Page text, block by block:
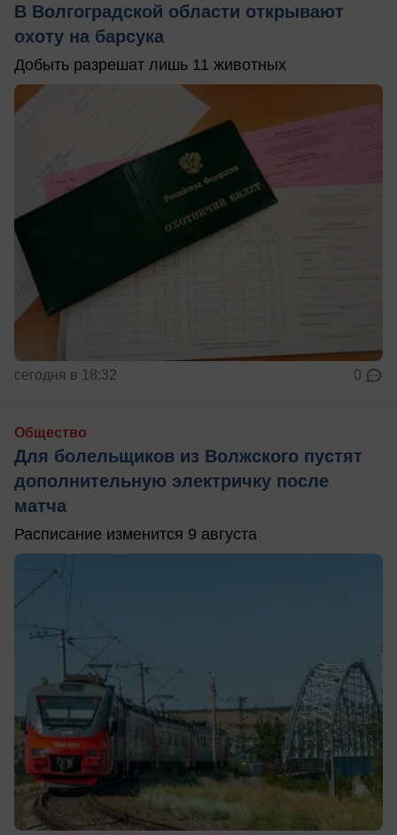
В Волгоградской области открывают
охоту на барсука
Добыть разрешат лишь 11 животных
сегодня в 18:32 0
Общество
Для болельщиков из Волжского пустят
дополнительную электричку после
матча
Расписание изменится 9 августа